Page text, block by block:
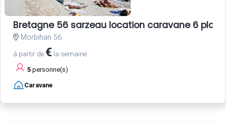
Bretagne 56 sarzeau location caravane 6
Morbihan 56
à partir de € la semaine
5 personne(s)
Caravane